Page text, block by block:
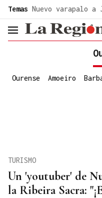
Temas Nuevo varapalo a
header.menu.open
Ourense Amoeiro
Un 'youtuber' de
la Ribeira Sacra:
TURISMO